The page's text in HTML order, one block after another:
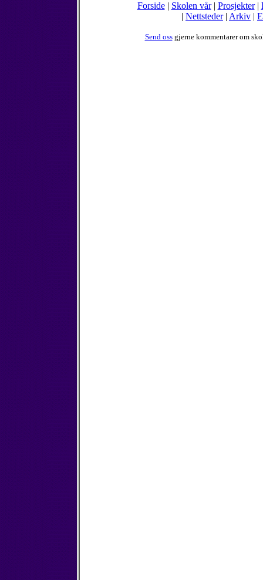
Forside| Skolen vår| Prosjekter|
| Nettsteder| Arkiv |
Send ossgjerne kommentarer om